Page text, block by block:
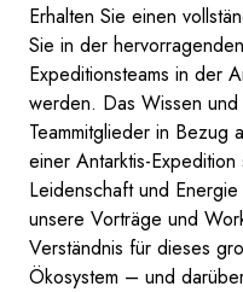
Erhalten Sie einen
Sie in der
Expeditionsteams in der
werden. Das Wissen
Teammitglieder in Bezug
einer Antarktis-
Leidenschaft und
unsere Vorträge und
Verständnis für dieses
Ökosystem – und